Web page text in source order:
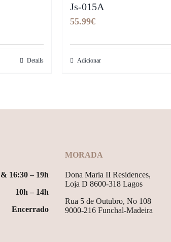
Details
Js-015A
55.99€
Adicionar
16:30 – 19h
10h – 14h
Encerrado
MORADA
Dona Maria II Residences,
Loja D 8600-318 Lagos
Rua 5 de Outubro, No 108
9000-216 Funchal-Madeira